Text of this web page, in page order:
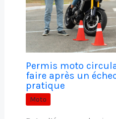
Permis moto
faire après un
pratique
Moto